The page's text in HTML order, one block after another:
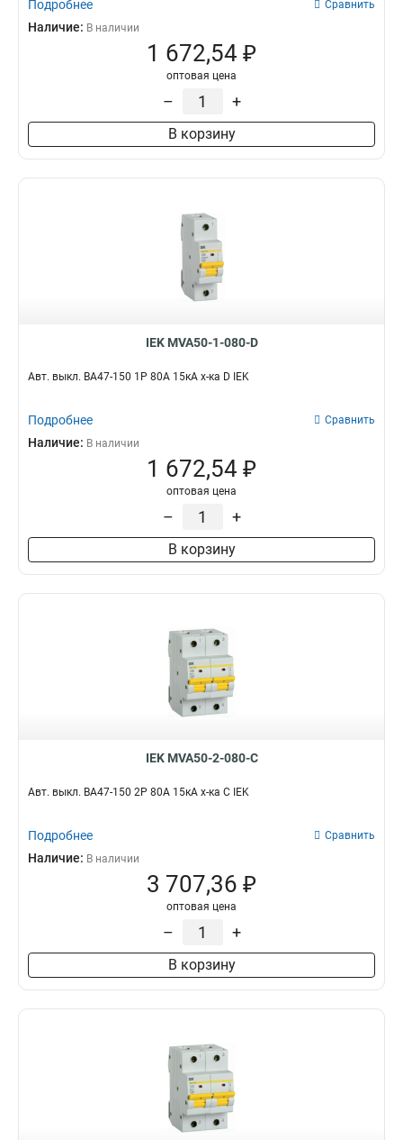
Подробнее Сравнить
Наличие: В наличии
1 672,54 ₽
оптовая цена
– +
В корзину
IEK MVA50-1-080-D
Авт. выкл. ВА47-150 1Р 80А 15кА х-ка D IEK
Подробнее Сравнить
Наличие: В наличии
1 672,54 ₽
оптовая цена
– +
В корзину
IEK MVA50-2-080-C
Авт. выкл. ВА47-150 2Р 80А 15кА х-ка C IEK
Подробнее Сравнить
Наличие: В наличии
3 707,36 ₽
оптовая цена
– +
В корзину